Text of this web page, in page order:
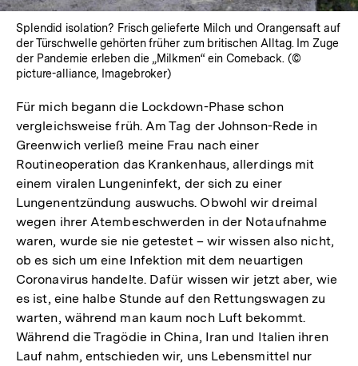
Splendid isolation? Frisch gelieferte Milch und Orangensaft auf
der Türschwelle gehörten früher zum britischen Alltag. Im Zuge
der Pandemie erleben die „Milkmen“ ein Comeback. (©
picture-alliance, Imagebroker)
Für mich begann die Lockdown-Phase schon
vergleichsweise früh. Am Tag der Johnson-Rede in
Greenwich verließ meine Frau nach einer
Routineoperation das Krankenhaus, allerdings mit
einem viralen Lungeninfekt, der sich zu einer
Lungenentzündung auswuchs. Obwohl wir dreimal
wegen ihrer Atembeschwerden in der Notaufnahme
waren, wurde sie nie getestet – wir wissen also nicht,
ob es sich um eine Infektion mit dem neuartigen
Coronavirus handelte. Dafür wissen wir jetzt aber, wie
es ist, eine halbe Stunde auf den Rettungswagen zu
warten, während man kaum noch Luft bekommt.
Während die Tragödie in China, Iran und Italien ihren
Lauf nahm, entschieden wir, uns Lebensmittel nur